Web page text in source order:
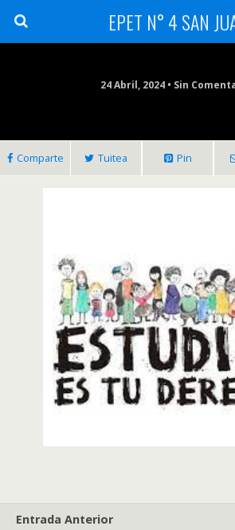
EPET N° 4 SAN
24 Abril, 2024 • Sin
Comparte Tuitea Pin
Entrada Anterior